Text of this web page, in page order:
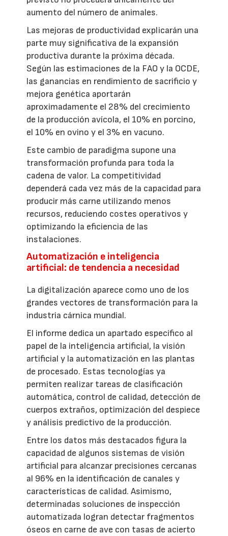
aumento del número de animales.
Las mejoras de productividad explicarán una
parte muy significativa de la expansión
productiva durante la próxima década.
Según las estimaciones de la FAO y la OCDE,
las ganancias en rendimiento de sacrificio y
mejora genética aportarán
aproximadamente el 28% del crecimiento
de la producción avícola, el 10% en porcino,
el 10% en ovino y el 3% en vacuno.
Este cambio de paradigma supone una
transformación profunda para toda la
cadena de valor. La competitividad
dependerá cada vez más de la capacidad para
producir más carne utilizando menos
recursos, reduciendo costes operativos y
optimizando la eficiencia de las
instalaciones.
Automatización e inteligencia
artificial: de tendencia a necesidad
La digitalización aparece como uno de los
grandes vectores de transformación para la
industria cárnica mundial.
El informe dedica un apartado específico al
papel de la inteligencia artificial, la visión
artificial y la automatización en las plantas
de procesado. Estas tecnologías ya
permiten realizar tareas de clasificación
automática, control de calidad, detección de
cuerpos extraños, optimización del despiece
y análisis predictivo de la producción.
Entre los datos más destacados figura la
capacidad de algunos sistemas de visión
artificial para alcanzar precisiones cercanas
al 96% en la identificación de canales y
características de calidad. Asimismo,
determinadas soluciones de inspección
automatizada logran detectar fragmentos
óseos en carne de ave con tasas de acierto